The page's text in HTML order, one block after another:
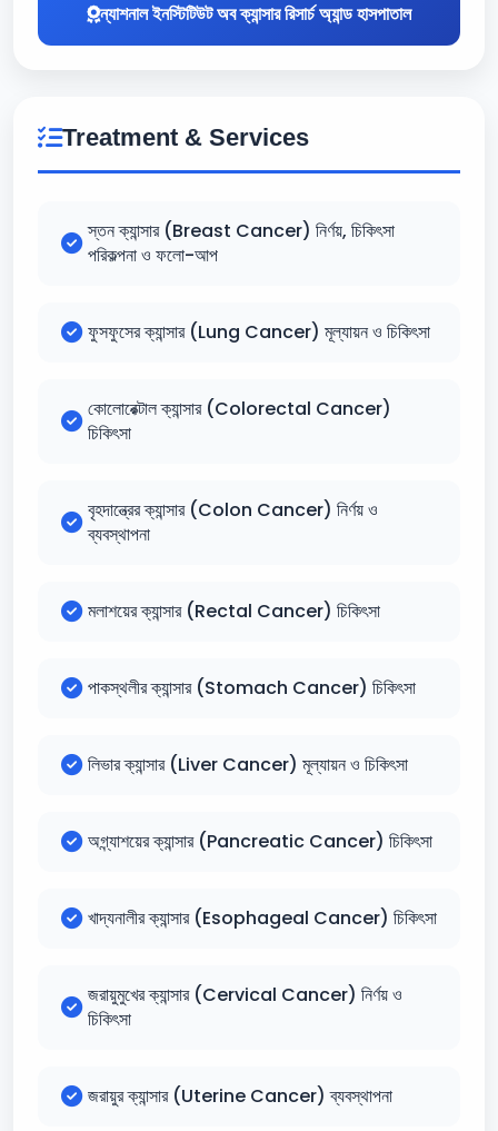
ন্যাশনাল ইনস্টিটিউট অব ক্যান্সার রিসার্চ অ্যান্ড হাসপাতাল
Treatment & Services
স্তন ক্যান্সার (Breast Cancer) নির্ণয়, চিকিৎসা
পরিকল্পনা ও ফলো-আপ
ফুসফুসের ক্যান্সার (Lung Cancer) মূল্যায়ন ও চিকিৎসা
কোলোরেক্টাল ক্যান্সার (Colorectal Cancer)
চিকিৎসা
বৃহদান্ত্রের ক্যান্সার (Colon Cancer) নির্ণয় ও
ব্যবস্থাপনা
মলাশয়ের ক্যান্সার (Rectal Cancer) চিকিৎসা
পাকস্থলীর ক্যান্সার (Stomach Cancer) চিকিৎসা
লিভার ক্যান্সার (Liver Cancer) মূল্যায়ন ও চিকিৎসা
অগ্ন্যাশয়ের ক্যান্সার (Pancreatic Cancer) চিকিৎসা
খাদ্যনালীর ক্যান্সার (Esophageal Cancer) চিকিৎসা
জরায়ুমুখের ক্যান্সার (Cervical Cancer) নির্ণয় ও
চিকিৎসা
জরায়ুর ক্যান্সার (Uterine Cancer) ব্যবস্থাপনা